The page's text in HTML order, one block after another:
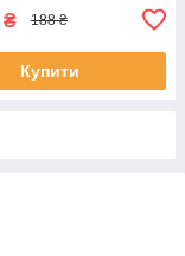
₴ 188 ₴
Купити